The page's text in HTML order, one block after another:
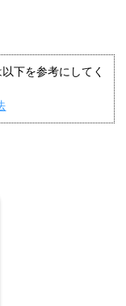
下を参考にしてく